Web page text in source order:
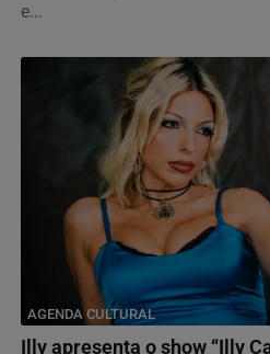
e...
AGENDA CULTURAL
Illy apresenta o show “Illy